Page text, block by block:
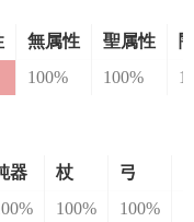
無属性 聖属性
100% 100%
器 杖 弓
100% 100%